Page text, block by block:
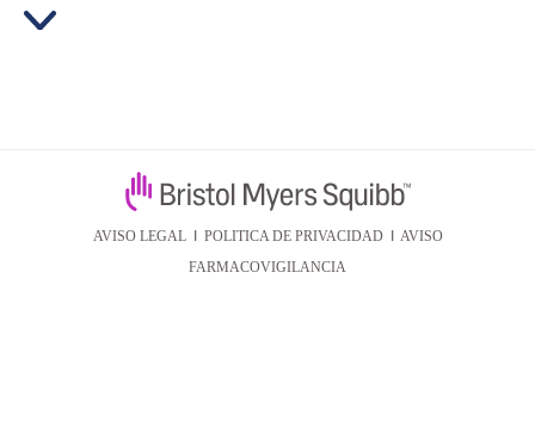
AVISO LEGAL I POLITICA DE PRIVACIDAD I AVISO
FARMACOVIGILANCIA